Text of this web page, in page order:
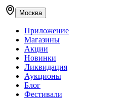
Москва
Приложение
Магазины
Акции
Новинки
Ликвидация
Аукционы
Блог
Фестивали